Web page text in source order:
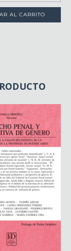
AL CARRITO